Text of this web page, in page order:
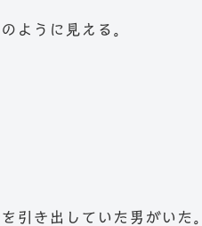
ように見える。
引き出していた男がいた。